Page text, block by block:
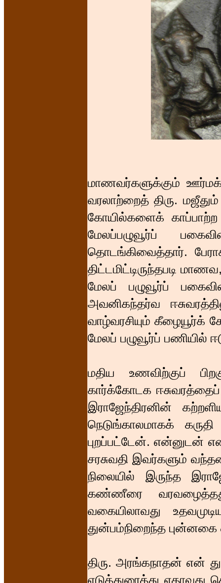
மாணவர்களுக்கும்
வரலாற்றைத் திரு.
கோயில்களைக்
மேலப்பழுவூர்ப்
தொடங்கிவைத்தார்.
திட்டமிட்டிருந்தபடி
மேலப் பழுவூர்ப்
அவனிகந்தர்வ
வாழ்வரசியும் கீழையூர்க்
மேலப் பழுவூர்ப் பணியில்
மதிய உணவிற்குப்
கார்க்கோடக
இராஜேந்திரனின்
நெடுங்காலமாகக்
புறப்பட்டேன். என்னுடன்
சரசுவதி இவர்களும்
நிலையில் இருந்த
கண்ணீரை
வகையிலாவது
துன்பம்நிறைந்த புன்னகை
திரு. அரங்கநாதன் என்
எடுத்துரைத்து ஏதாவது